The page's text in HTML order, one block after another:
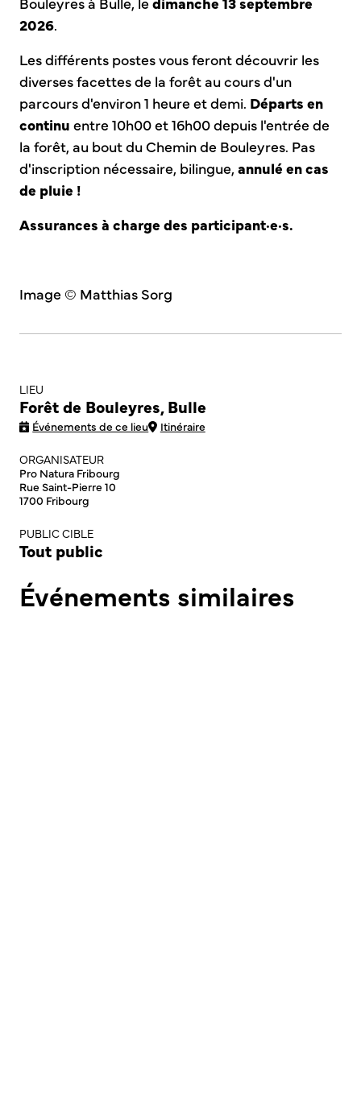
2026.
Les différents postes vous feront découvrir les
diverses facettes de la forêt au cours d'un
parcours d'environ 1 heure et demi. Départs en
continu entre 10h00 et 16h00 depuis l'entrée de
la forêt, au bout du Chemin de Bouleyres. Pas
d'inscription nécessaire, bilingue, annulé en cas
de pluie !
Assurances à charge des participant·e·s.
Image © Matthias Sorg
LIEU
Forêt de Bouleyres, Bulle
Événements de ce lieu Itinéraire
ORGANISATEUR
Pro Natura Fribourg
Rue Saint-Pierre 10
1700 Fribourg
PUBLIC CIBLE
Tout public
Événements similaires